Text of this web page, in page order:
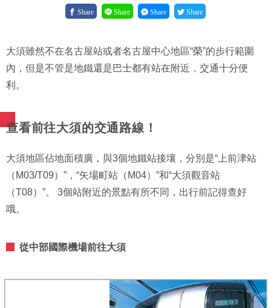
Share Share Share Share
大須雖然不在名古屋站或者名古屋中心地區“榮”的步行範圍
內，但是不管是地鐵還是巴士都有站在附近，交通十分便
利。
查看前往大須的交通路線！
大須地區佔地面積廣，與3個地鐵站接壤，分別是“上前津站
（M03/T09）”，“矢場町站（M04）”和“大須觀音站
（T08）”。 3個站附近的景點有所不同，出行前記得查好
哦。
從中部國際機場前往大須